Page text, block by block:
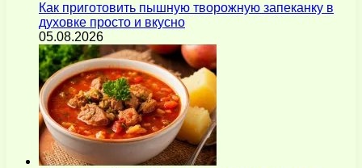
Как приготовить пышную творожную запеканку в
духовке просто и вкусно
05.08.2026